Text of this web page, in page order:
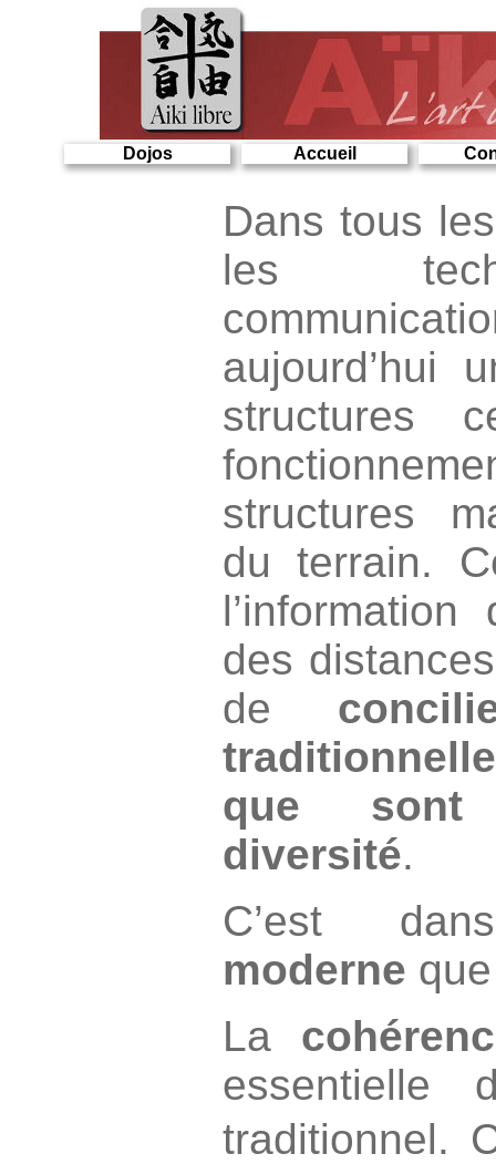
Dojos Accueil
Dans tous
les
aujourd’hui
structures
structures
du terrain.
des
de
que sont
diversité.
C’est
moderne
La
essentielle
traditionnel.